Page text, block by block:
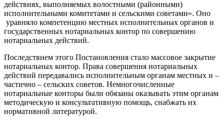
действиях, выполняемых волостными (районными)
исполнительными комитетами и сельскими советами». Оно
уравняло компетенцию местных исполнительных органов и
государственных нотариальных контор по совершению
нотариальных действий.
Последствием этого Постановления стало массовое закрытие
нотариальных контор. Права совершения нотариальных
действий передавались исполнительным органам местных и –
частично – сельских советов. Немногочисленные
нотариальные конторы были обязаны оказывать этим органам
методическую и консультативную помощь, снабжать их
нормативной литературой.